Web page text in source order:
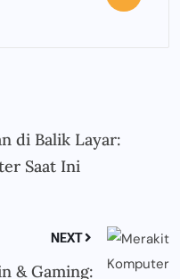
di Balik Layar:
Saat Ini
NEXT
& Gaming: